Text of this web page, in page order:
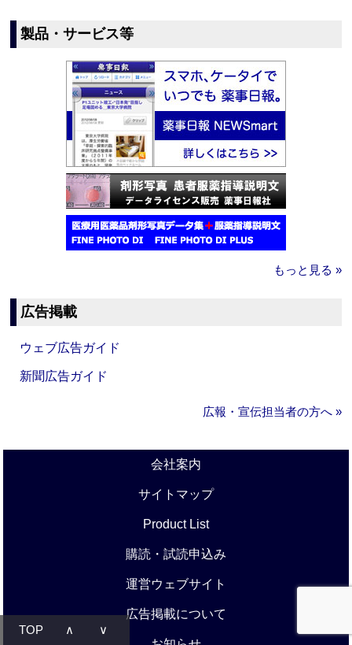
製品・サービス等
もっと見る »
広告掲載
ウェブ広告ガイド
新聞広告ガイド
広報・宣伝担当者の方へ »
会社案内
サイトマップ
Product List
購読・試読申込み
運営ウェブサイト
広告掲載について
TOP ∧ ∨